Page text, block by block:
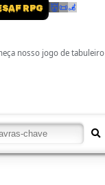
RPG 👹📜🦼
nosso jogo de tabuleiro